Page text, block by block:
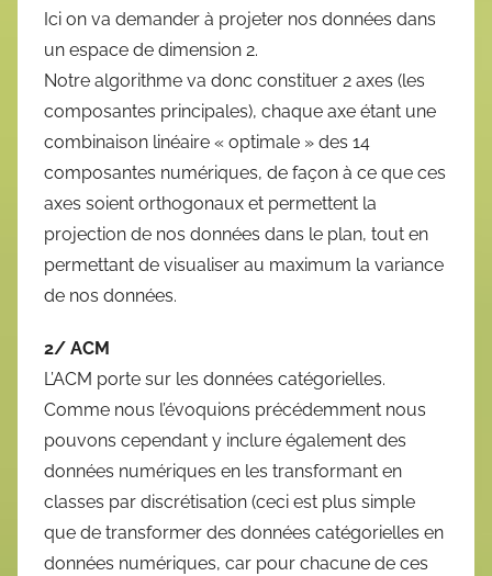
Ici on va demander à projeter nos données dans
un espace de dimension 2.
Notre algorithme va donc constituer 2 axes (les
composantes principales), chaque axe étant une
combinaison linéaire « optimale » des 14
composantes numériques, de façon à ce que ces
axes soient orthogonaux et permettent la
projection de nos données dans le plan, tout en
permettant de visualiser au maximum la variance
de nos données.
2/ ACM
L’ACM porte sur les données catégorielles.
Comme nous l’évoquions précédemment nous
pouvons cependant y inclure également des
données numériques en les transformant en
classes par discrétisation (ceci est plus simple
que de transformer des données catégorielles en
données numériques, car pour chacune de ces